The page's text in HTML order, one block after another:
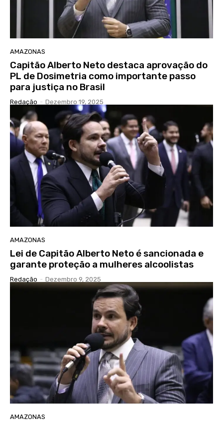
AMAZONAS
Capitão Alberto Neto destaca aprovação do
PL de Dosimetria como importante passo
para justiça no Brasil
Redação - Dezembro 19, 2025
AMAZONAS
Lei de Capitão Alberto Neto é sancionada e
garante proteção a mulheres alcoolistas
Redação - Dezembro 9, 2025
AMAZONAS